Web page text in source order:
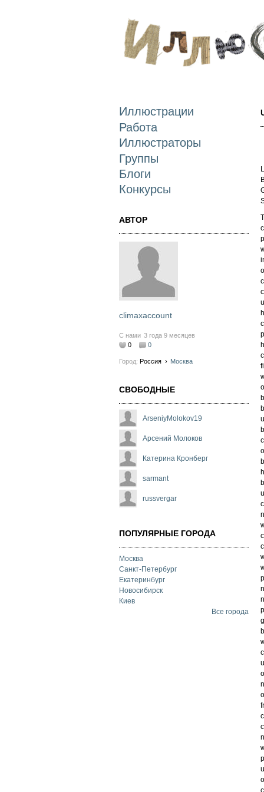
Иллюстрации
Работа
Иллюстраторы
Группы
Блоги
Конкурсы
АВТОР
climaxaccount
С нами 3 года 9 месяцев
0
0
Город: Россия › Москва
СВОБОДНЫЕ
ArseniyMolokov19
Арсений Молоков
Катерина Кронберг
sarmant
russvergar
ПОПУЛЯРНЫЕ ГОРОДА
Москва
Санкт-Петербург
Екатеринбург
Новосибирск
Киев
Все города